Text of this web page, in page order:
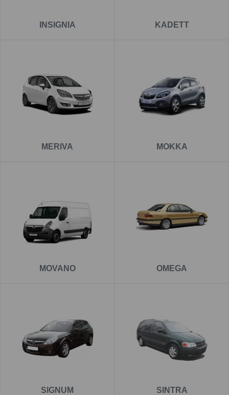
INSIGNIA KADETT
MERIVA MOKKA
MOVANO OMEGA
SIGNUM SINTRA